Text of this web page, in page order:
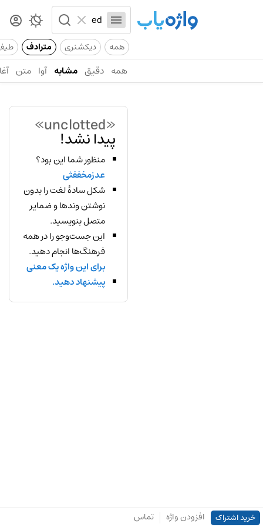
همه دیکشنری مترادف
همه دقیق مشابه آوا متن
«unclotted»
پیدا نشد!
منظور شما این بود؟
عدزمخففثی
شکل سادهٔ لغت را بدون
نوشتن وندها و ضمایر
متصل بنویسید.
این جست‌وجو را در همه
فرهنگ‌ها انجام دهید.
برای این واژه یک معنی
پیشنهاد دهید.
خرید اشتراک افزودن واژه تماس